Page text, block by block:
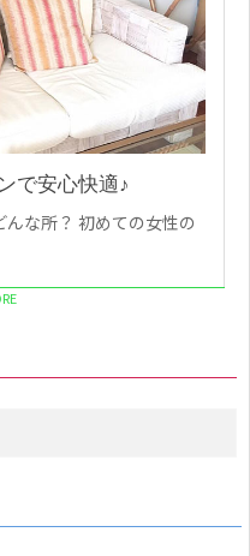
で安心快適♪
な所？ 初めての女性の